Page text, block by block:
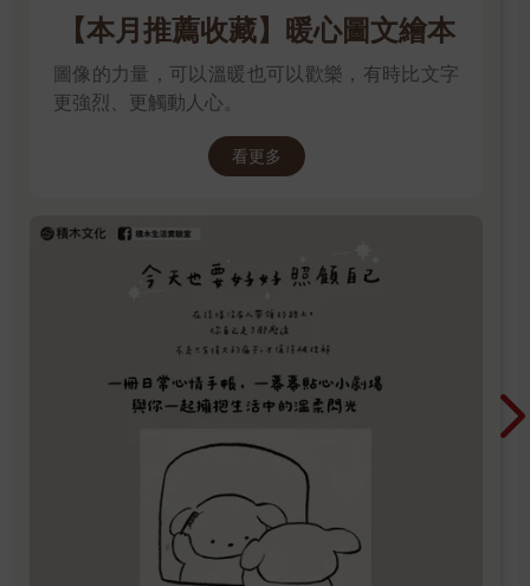
【本月推薦收藏】暖心圖文繪本
圖像的力量，可以溫暖也可以歡樂，有時比文字
更強烈、更觸動人心。
看更多